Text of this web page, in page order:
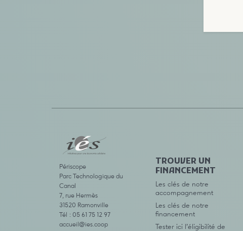
Périscope
Parc Technologique du
Canal
7, rue Hermès
31520 Ramonville
Tél : 05 61 75 12 97
accueil@ies.coop
TROUVER UN
FINANCEMENT
Les clés de notre
accompagnement
Les clés de notre
financement
Tester ici l’éligibilité de